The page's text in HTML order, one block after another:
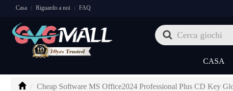
Casa | Riguardo a noi | FAQ
CASA
Cheap Software MS Office2024 Professional Plus CD Key